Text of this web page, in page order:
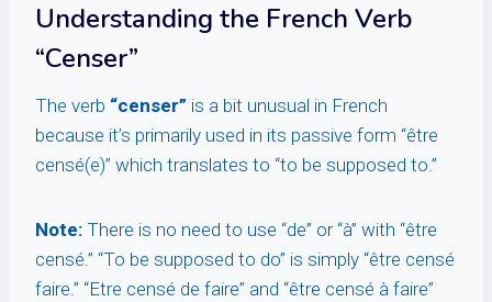
Understanding the French Verb
“Censer”
The verb “censer” is a bit unusual in French
because it’s primarily used in its passive form “être
censé(e)” which translates to “to be supposed to.”
Note: There is no need to use “de” or “à” with “être
censé.” “To be supposed to do” is simply “être censé
faire.” “Etre censé de faire” and “être censé à faire”